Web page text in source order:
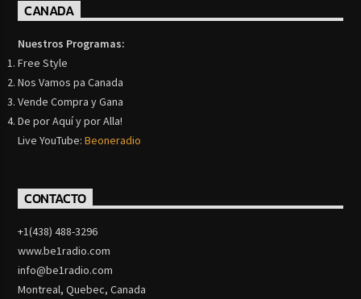
CANADA
Nuestros Programas:
Free Style
Nos Vamos pa Canada
Vende Compra y Gana
De por Aquí y por Alla!
Live YouTube:Beoneradio
CONTACTO
+1(438) 488-3296
www.be1radio.com
info@be1radio.com
Montreal, Quebec, Canada